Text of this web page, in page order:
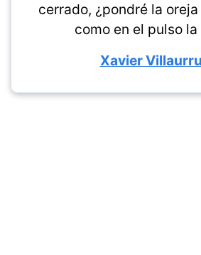
cerrado, ¿pondré la
como en el pulso la
Xavier